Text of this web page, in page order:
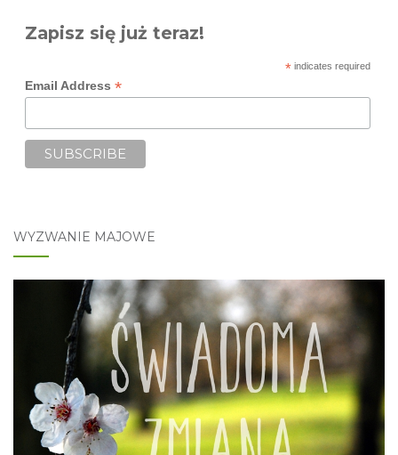
Zapisz się już teraz!
*indicates required
Email Address *
WYZWANIE MAJOWE